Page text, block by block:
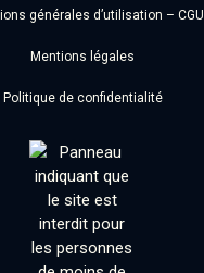
générales d’utilisation – CGU
Mentions légales
Politique de confidentialité